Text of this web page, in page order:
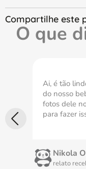
O que
Ai, é tão
do nosso
fotos dele
para fazer
Nikola
relato